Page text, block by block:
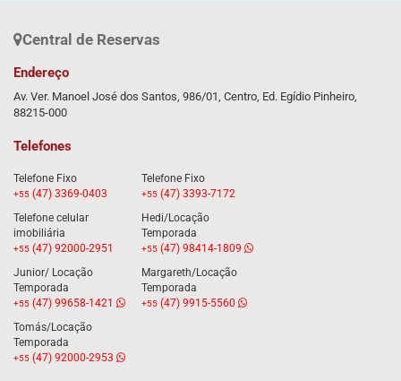
Central de Reservas
Endereço
Av. Ver. Manoel José dos Santos, 986/01, Centro, Ed. Egídio Pinheiro,
88215-000
Telefones
Telefone Fixo
+55 (47) 3369-0403
Telefone Fixo
+55(47) 3393-7172
Telefone celular
imobiliária
+55 (47) 92000-2951
Hedi/Locação
Temporada
+55(47) 98414-1809
Junior/ Locação
Temporada
+55 (47) 99658-1421
Margareth/Locação
Temporada
+55(47) 9915-5560
Tomás/Locação
Temporada
+55 (47) 92000-2953